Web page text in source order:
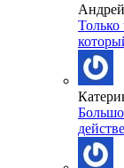
Только